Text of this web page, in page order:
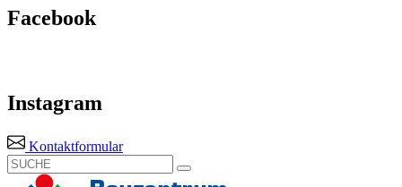
Facebook
Instagram
Kontaktformular